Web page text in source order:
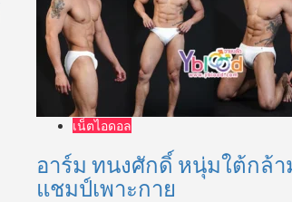
เน็ตไอดอล
อาร์ม ทนงศักดิ์ หนุ่มใต้กล้า
แชมป์เพาะกาย